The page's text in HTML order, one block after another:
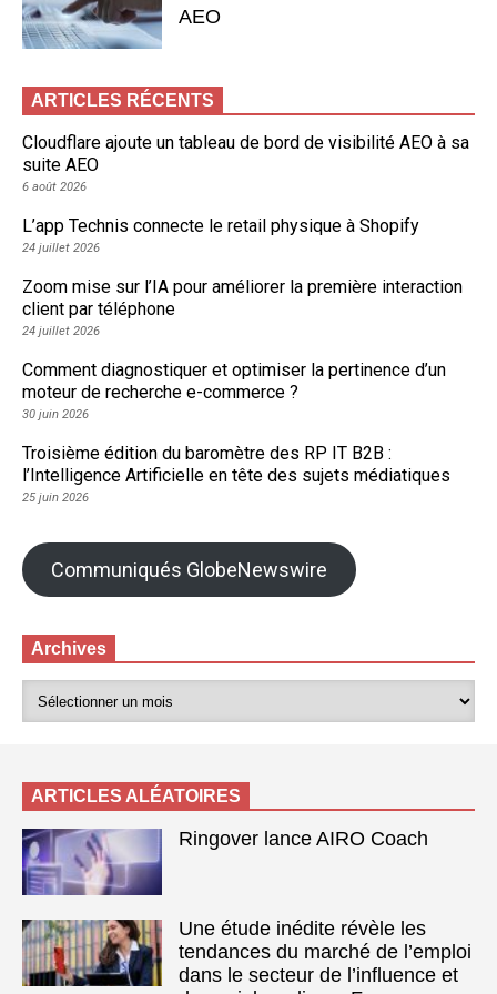
AEO
ARTICLES RÉCENTS
Cloudflare ajoute un tableau de bord de visibilité AEO à sa
suite AEO
6 août 2026
L’app Technis connecte le retail physique à Shopify
24 juillet 2026
Zoom mise sur l’IA pour améliorer la première interaction
client par téléphone
24 juillet 2026
Comment diagnostiquer et optimiser la pertinence d’un
moteur de recherche e-commerce ?
30 juin 2026
Troisième édition du baromètre des RP IT B2B :
l’Intelligence Artificielle en tête des sujets médiatiques
25 juin 2026
Communiqués GlobeNewswire
Archives
ARTICLES ALÉATOIRES
Ringover lance AIRO Coach
Une étude inédite révèle les
tendances du marché de l’emploi
dans le secteur de l’influence et